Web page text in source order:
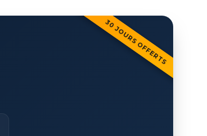
30 JOURS OFFERTS